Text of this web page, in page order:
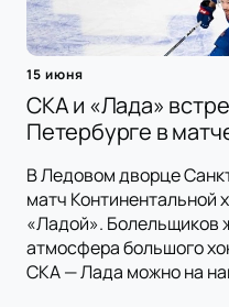
15 июня
СКА и «Лада»
Петербурге в
В Ледовом дворце
матч Континентальной
«Ладой». Болельщиков
атмосфера большого
СКА — Лада можно на